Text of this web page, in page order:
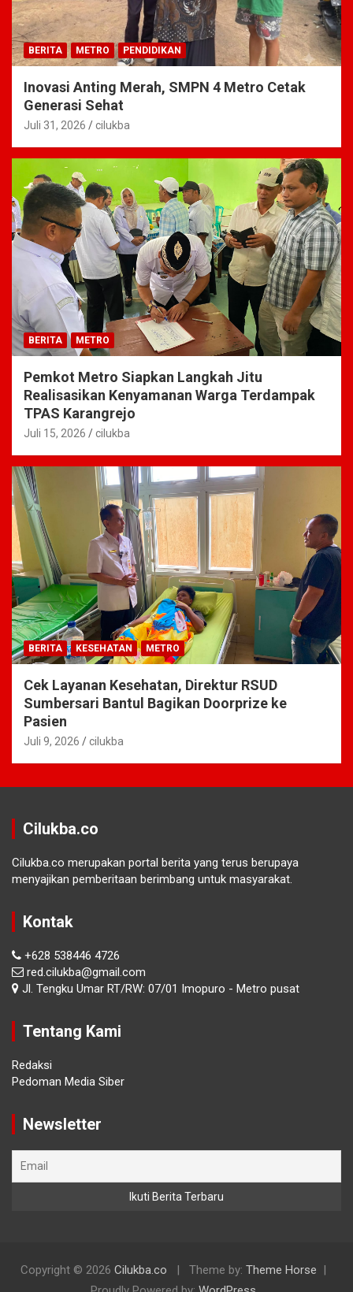
BERITA METRO PENDIDIKAN
Inovasi Anting Merah, SMPN 4 Metro Cetak
Generasi Sehat
Juli 31, 2026 cilukba
BERITA METRO
Pemkot Metro Siapkan Langkah Jitu
Realisasikan Kenyamanan Warga Terdampak
TPAS Karangrejo
Juli 15, 2026 cilukba
BERITA KESEHATAN METRO
Cek Layanan Kesehatan, Direktur RSUD
Sumbersari Bantul Bagikan Doorprize ke
Pasien
Juli 9, 2026 cilukba
Cilukba.co
Cilukba.co merupakan portal berita yang terus berupaya
menyajikan pemberitaan berimbang untuk masyarakat.
Kontak
+628 538446 4726
red.cilukba@gmail.com
Jl. Tengku Umar RT/RW: 07/01 Imopuro - Metro pusat
Tentang Kami
Redaksi
Pedoman Media Siber
Newsletter
Copyright © 2026 Cilukba.co Theme by: Theme Horse